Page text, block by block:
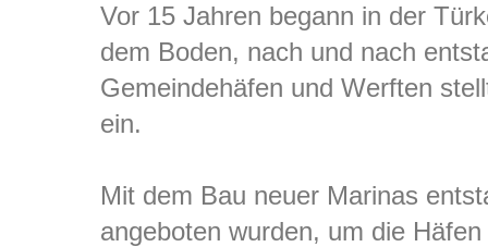
Vor 15 Jahren begann in der
dem Boden, nach und nach
Gemeindehäfen und Werften
ein.
Mit dem Bau neuer Marinas
angeboten wurden, um die